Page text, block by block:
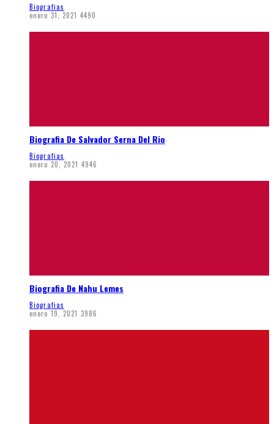
Biografias
enero 31, 2021 4490
Biografia De Salvador Serna Del Rio
Biografias
enero 20, 2021 4946
Biografia De Nahu Lemes
Biografias
enero 19, 2021 3986